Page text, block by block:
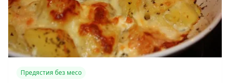
Предястия без месо